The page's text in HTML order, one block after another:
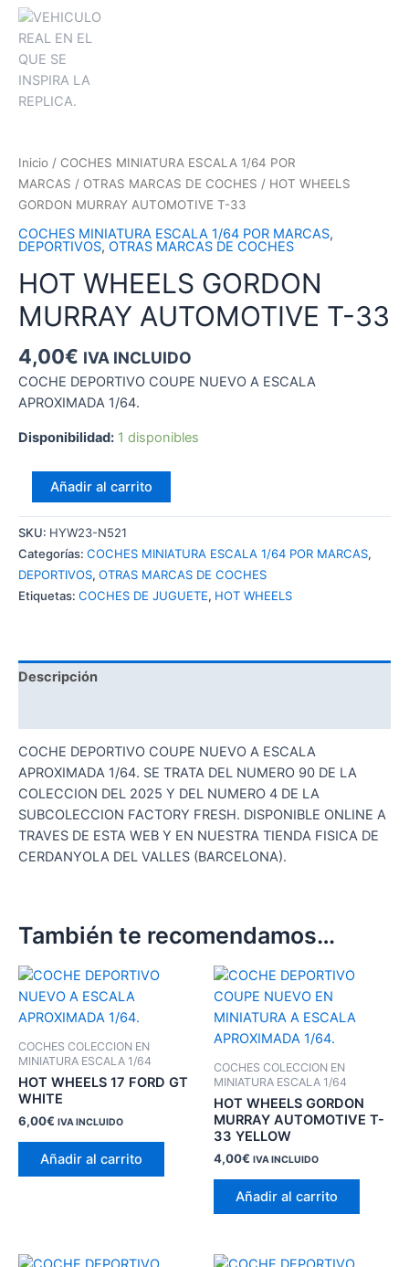
Inicio / COCHES MINIATURA ESCALA 1/64 POR
MARCAS / OTRAS MARCAS DE COCHES / HOT WHEELS
GORDON MURRAY AUTOMOTIVE T-33
COCHES MINIATURA ESCALA 1/64 POR MARCAS,
DEPORTIVOS, OTRAS MARCAS DE COCHES
HOT WHEELS GORDON
MURRAY AUTOMOTIVE T-33
4,00€ IVA INCLUIDO
COCHE DEPORTIVO COUPE NUEVO A ESCALA
APROXIMADA 1/64.
Disponibilidad: 1 disponibles
WHEELS
GORDON
MURRAY
AUTOMOTIVE
Añadir al carrito
SKU: HYW23-N521
Categorías: COCHES MINIATURA ESCALA 1/64 POR MARCAS,
DEPORTIVOS, OTRAS MARCAS DE COCHES
Etiquetas: COCHES DE JUGUETE, HOT WHEELS
Descripción
COCHE DEPORTIVO COUPE NUEVO A ESCALA
APROXIMADA 1/64. SE TRATA DEL NUMERO 90 DE LA
COLECCION DEL 2025 Y DEL NUMERO 4 DE LA
SUBCOLECCION FACTORY FRESH. DISPONIBLE ONLINE A
TRAVES DE ESTA WEB Y EN NUESTRA TIENDA FISICA DE
CERDANYOLA DEL VALLES (BARCELONA).
También te recomendamos…
COCHES COLECCION EN
MINIATURA ESCALA 1/64
HOT WHEELS 17 FORD GT
WHITE
6,00€ IVA INCLUIDO
Añadir al carrito
COCHES COLECCION EN
MINIATURA ESCALA 1/64
HOT WHEELS GORDON
MURRAY AUTOMOTIVE T-
33 YELLOW
4,00€ IVA INCLUIDO
Añadir al carrito